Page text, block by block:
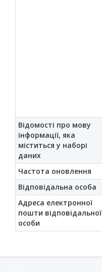
Відомості про мову
інформації, яка
міститься у наборі
даних
Частота оновлення
Відповідальна особа
Адреса електронної
пошти відповідальної
особи